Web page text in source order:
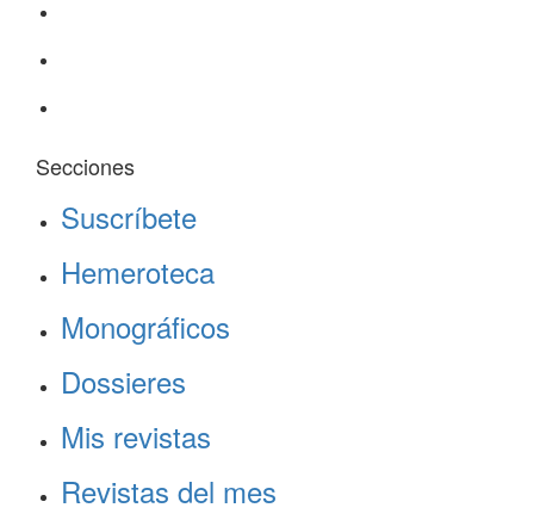
Secciones
Suscríbete
Hemeroteca
Monográficos
Dossieres
Mis revistas
Revistas del mes